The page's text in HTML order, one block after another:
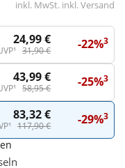
inkl. MwSt. inkl. Versand
24,99 €
31,90 € -22%3
43,99 €
58,95 € -25%3
83,32 €
117,90 € -29%3